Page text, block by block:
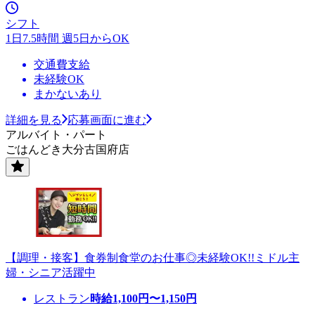
シフト
1日7.5時間 週5日からOK
交通費支給
未経験OK
まかないあり
詳細を見る
応募画面に進む
アルバイト・パート
ごはんどき大分古国府店
【調理・接客】食券制食堂のお仕事◎未経験OK!!ミドル主
婦・シニア活躍中
レストラン時給1,100円〜1,150円